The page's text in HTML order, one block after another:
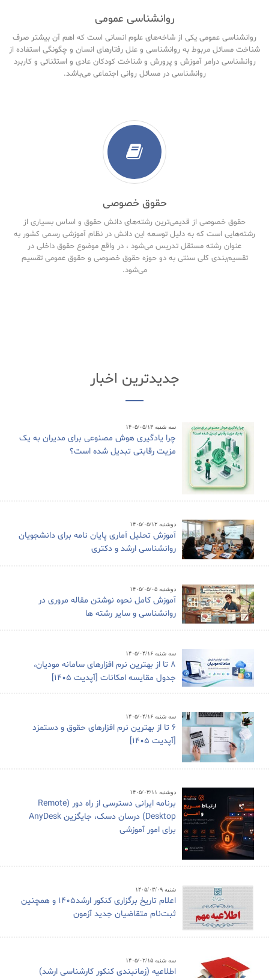
روانشناسی عمومی
روانشناسی عمومی یکی از شاخه‌های علوم انسانی است که اهم آن بیشتر صرف
شناخت مسائل مربوط به روانشناسی و علل رفتارهای انسان و چگونگی استفاده از
روانشناسی درامر آموزش و پرورش و شناخت کودکان عادی و استثنائی و کاربرد
روانشناسی در مسائل روانی اجتماعی می‌باشد.
حقوق خصوصی
حقوق خصوصی از قدیمی‌ترین رشته‌های دانش حقوق و اساس بسیاری از
رشته‌هایی است که به دلیل توسعه این دانش در نظام آموزشی رسمی کشور به
عنوان رشته مستقل تدریس می‌شود ، در واقع موضوع حقوق داخلی در
تقسیم‌بندی کلی سنتی به دو حوزه حقوق خصوصی و حقوق‌ عمومی تقسیم
می‌شود.
جدیدترین اخبار
سه شنبه ۱۴۰۵/۰۵/۱۳
چرا یادگیری هوش مصنوعی برای مدیران به یک
مزیت رقابتی تبدیل شده است؟
دوشنبه ۱۴۰۵/۰۵/۱۲
آموزش تحلیل آماری پایان نامه برای دانشجویان
روانشناسی ارشد و دکتری
دوشنبه ۱۴۰۵/۰۵/۰۵
آموزش کامل نحوه نوشتن مقاله مروری در
روانشناسی و سایر رشته ها
سه شنبه ۱۴۰۵/۰۴/۱۶
8 تا از بهترین نرم افزارهای سامانه مودیان،
جدول مقایسه امکانات [آپدیت 1405]
سه شنبه ۱۴۰۵/۰۴/۱۶
6 تا از بهترین نرم افزارهای حقوق و دستمزد
[آپدیت 1405]
دوشنبه ۱۴۰۵/۰۳/۱۱
برنامه ایرانی دسترسی از راه دور (Remote
Desktop) درسان دسک، جایگزین AnyDesk
برای امور آموزشی
شنبه ۱۴۰۵/۰۳/۰۹
اعلام تاریخ برگزاری کنکور ارشد1405 و همچنین
ثبت‌نام متقاضیان جدید آزمون
سه شنبه ۱۴۰۵/۰۲/۱۵
اطلاعیه (زمانبندی کنکور کارشناسی ارشد)